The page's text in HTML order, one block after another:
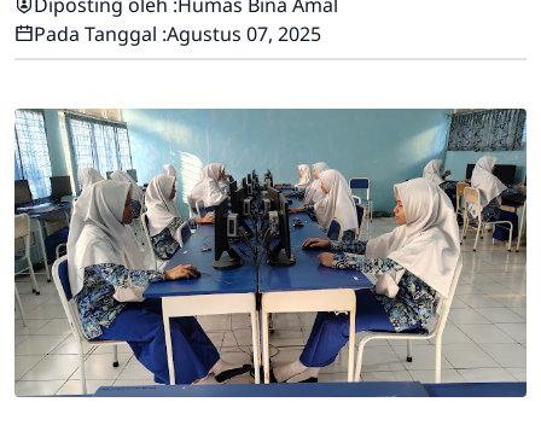
Pada Tanggal :Agustus 07, 2025